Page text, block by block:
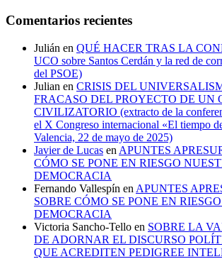
Comentarios recientes
Julián en QUÉ HACER TRAS LA
UCO sobre Santos Cerdán y la red de
del PSOE)
Julian en CRISIS DEL
FRACASO DEL PROYECTO DE UN
CIVILIZATORIO (extracto de la
el X Congreso internacional «El tiempo
Valencia, 22 de mayo de 2025)
Javier de Lucas en APUNTES
CÓMO SE PONE EN RIESGO
DEMOCRACIA
Fernando Vallespín en APUNTES
SOBRE CÓMO SE PONE EN
DEMOCRACIA
Victoria Sancho-Tello en SOBRE LA
DE ADORNAR EL DISCURSO
QUE ACREDITEN PEDIGREE